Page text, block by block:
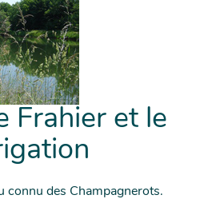
Frahier et le
connu des Champagnerots.